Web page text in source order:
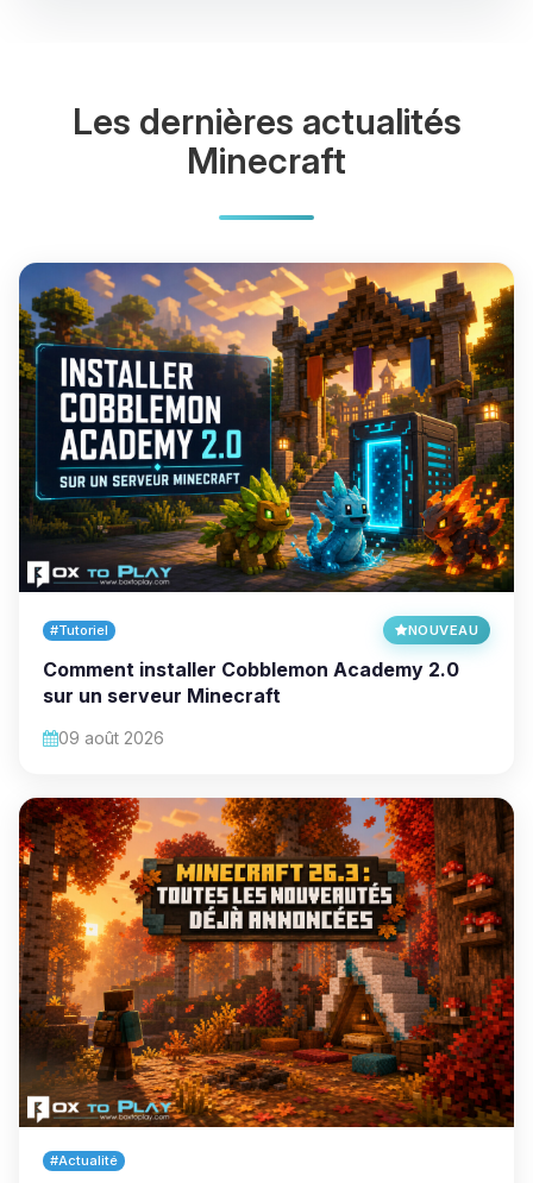
Les dernières actualités
Minecraft
#Tutoriel NOUVEAU
Comment installer Cobblemon Academy 2.0
sur un serveur Minecraft
09 août 2026
#Actualité